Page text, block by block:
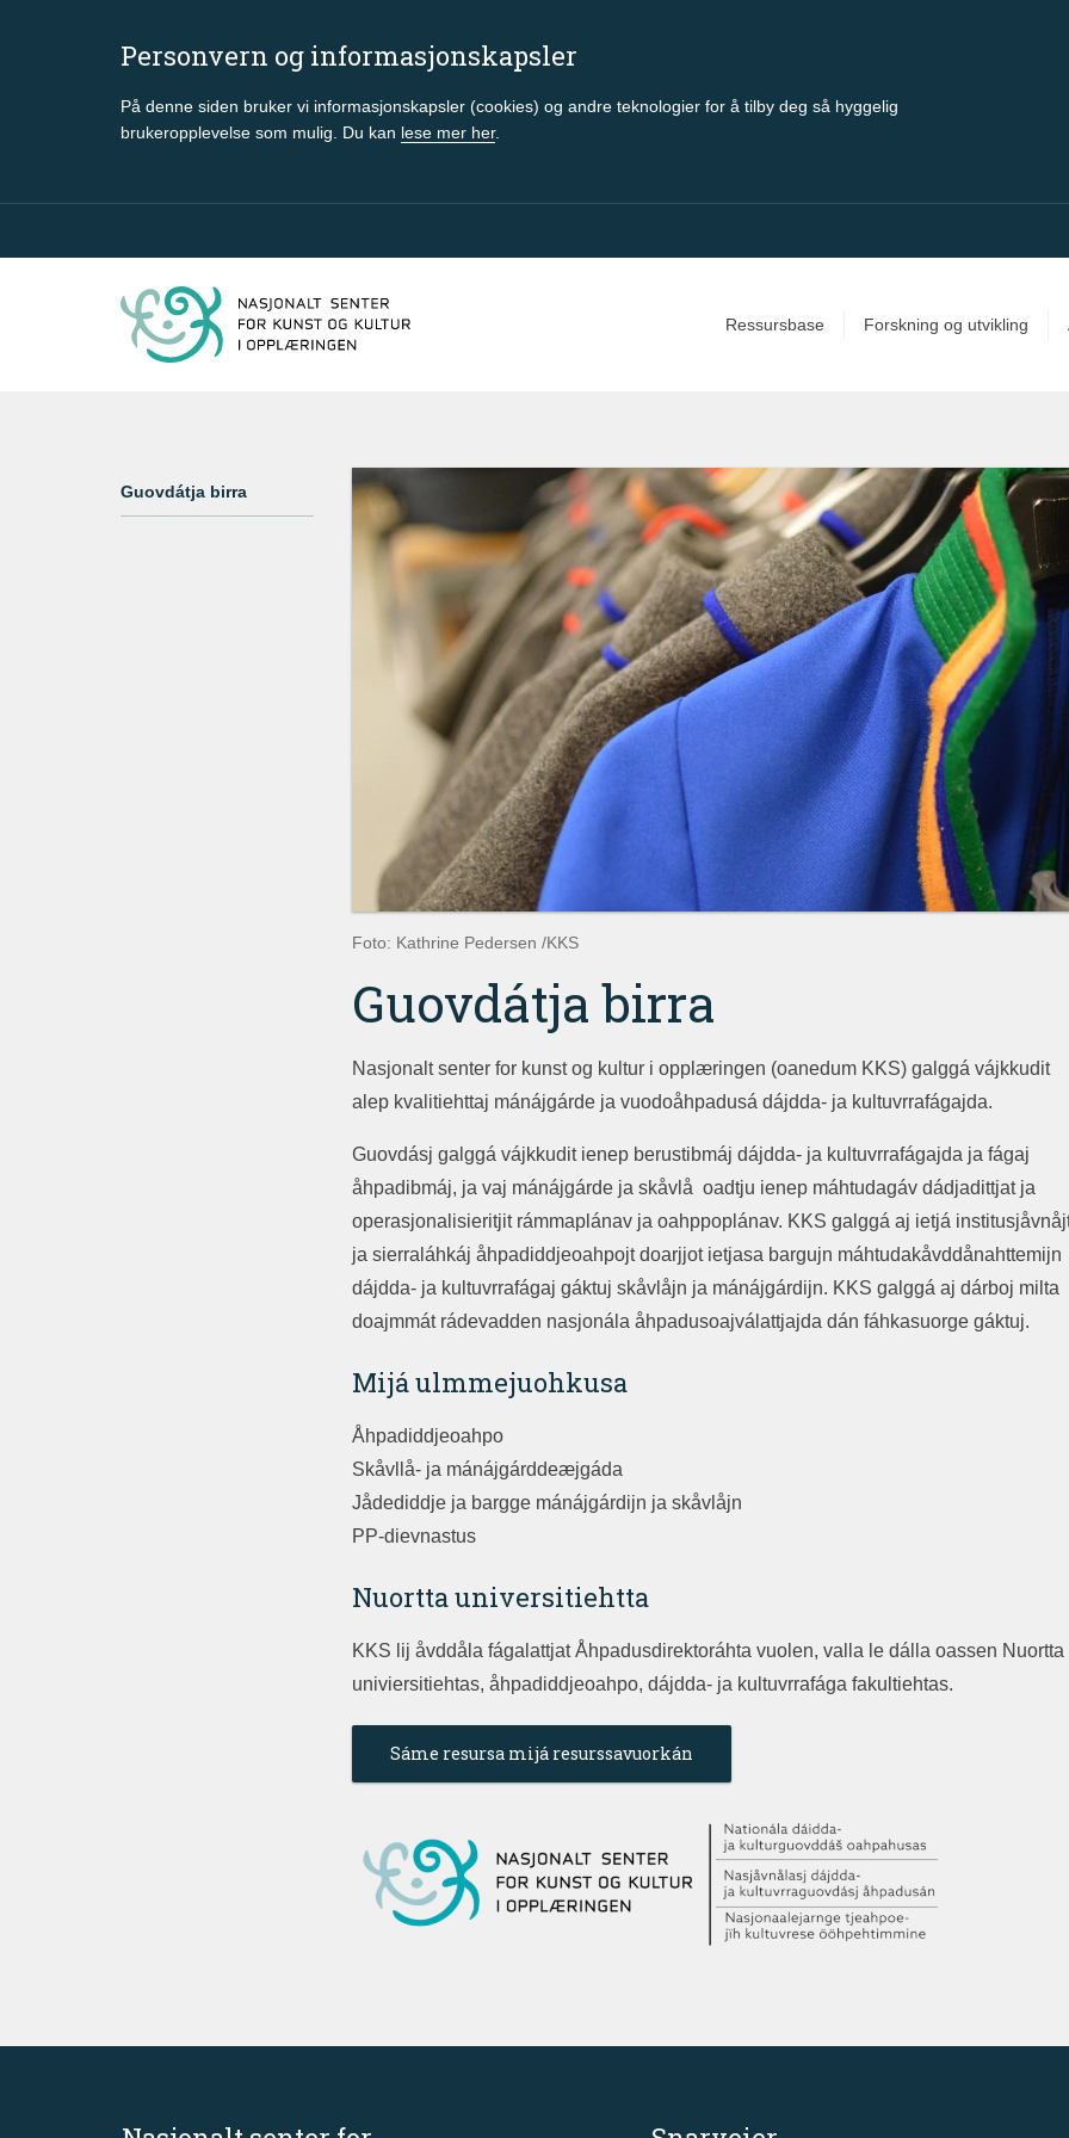
Personvern og informasjonskapsler
På denne siden bruker vi informasjonskapsler (cookies) og andre teknologier for å tilby deg så hyggelig
brukeropplevelse som mulig. Du kan lese mer her.
Gå til hovedinnhold
Ressursbase Forskning og utvikling
Foto: Kathrine Pedersen /KKS
Guovdátja birra
Nasjonalt senter for kunst og kultur i opplæringen (oanedum KKS) galggá vájkkudit
alep kvalitiehttaj mánájgárde ja vuodoåhpadusá dájdda- ja kultuvrrafágajda.
Guovdásj galggá vájkkudit ienep berustibmáj dájdda- ja kultuvrrafágajda ja fágaj
åhpadibmáj, ja vaj mánájgárde ja skåvlå oadtju ienep máhtudagáv dádjadittjat ja
operasjonalisieritjit rámmaplánav ja oahppoplánav. KKS galggá aj ietjá
ja sierraláhkáj åhpadiddjeoahpojt doarjjot ietjasa bargujn máhtudakåvddånahttemijn
dájdda- ja kultuvrrafágaj gáktuj skåvlåjn ja mánájgárdijn. KKS galggá aj dárboj milta
doajmmát rádevadden nasjonála åhpadusoajválattjajda dán fáhkasuorge gáktuj.
Mijá ulmmejuohkusa
Åhpadiddjeoahpo
Skåvllå- ja mánájgárddeæjgáda
Jådediddje ja bargge mánájgárdijn ja skåvlåjn
PP-dievnastus
Nuortta universitiehtta
KKS lij åvddåla fágalattjat Åhpadusdirektoráhta vuolen, valla le dálla oassen Nuortta
univiersitiehtas, åhpadiddjeoahpo, dájdda- ja kultuvrrafága fakultiehtas.
Sáme resursa mijá resurssavuorkán
Guovdátja birra